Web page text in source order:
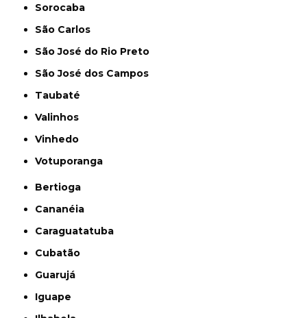
Sorocaba
São Carlos
São José do Rio Preto
São José dos Campos
Taubaté
Valinhos
Vinhedo
Votuporanga
Bertioga
Cananéia
Caraguatatuba
Cubatão
Guarujá
Iguape